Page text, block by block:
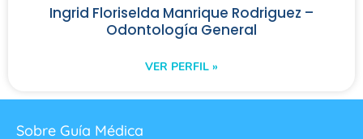
Ingrid Floriselda Manrique Rodriguez –
Odontología General
VER PERFIL »
Sobre Guía Médica